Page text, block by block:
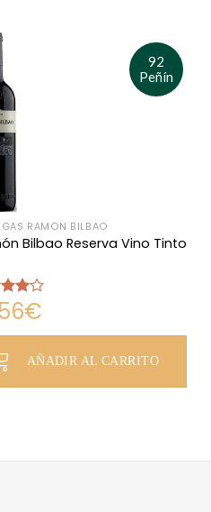
92
Peñín
RAMÓN BILBAO
Bilbao Reserva Vino Tinto
4.00€
AÑADIR AL CARRITO